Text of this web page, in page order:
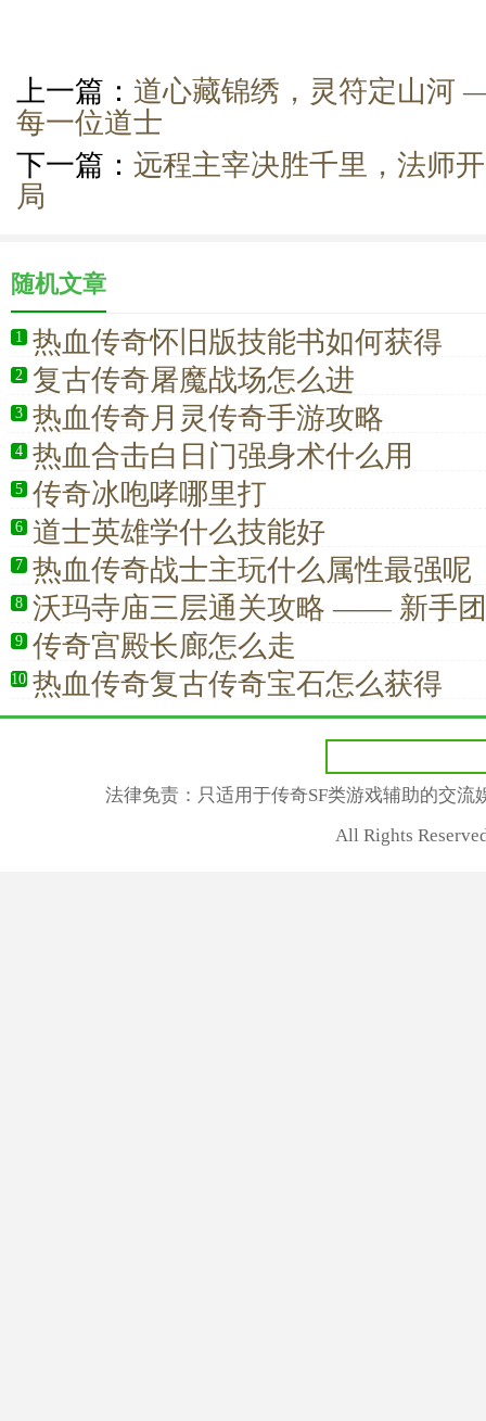
上一篇： 道心藏锦绣，灵符定山河
每一位道士
下一篇： 远程主宰决胜千里，法师
局
随机文章
1 热血传奇怀旧版技能书如何获得
2 复古传奇屠魔战场怎么进
3 热血传奇月灵传奇手游攻略
4 热血合击白日门强身术什么用
5 传奇冰咆哮哪里打
6 道士英雄学什么技能好
7 热血传奇战士主玩什么属性最强呢
8 沃玛寺庙三层通关攻略 —— 新手
兵场，拿下沃玛教主
9 传奇宫殿长廊怎么走
10 热血传奇复古传奇宝石怎么获得
法律免责：只适用于传奇SF类游戏辅助的交
All Rights